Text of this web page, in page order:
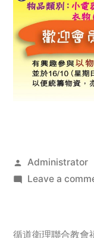
Posted
by
Administrator
Leave a
循道衛理聯合教會